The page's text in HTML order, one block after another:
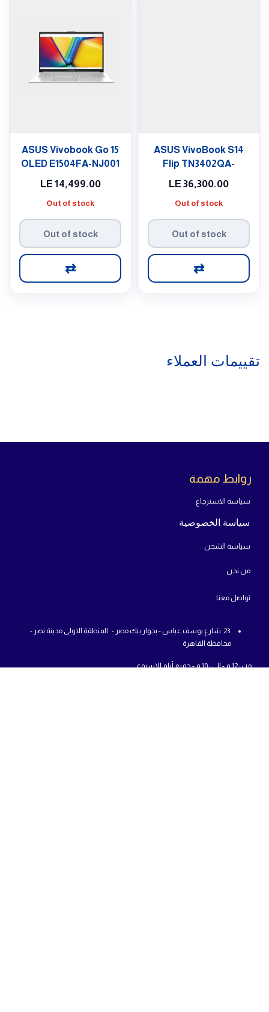
ASUS VivoBook S14
Flip TN3402QA-
LE 36,300.00
Out of stock
Out of stock
⇄
ASUS Vivobook Go 15
OLED E1504FA-NJ001
LE 14,499.00
Out of stock
Out of stock
⇄
تقييمات العملاء
روابط مهمة
سياسة الاسترجاع
سياسة الخصوصية
سياسة الشحن
من نحن
تواص ل معنا
23 شارع يوسف عباس - بجوار بنك مصر - المنطقة الاولى مدينة نصر -
محافظة القاهرة
من : 12 م - الي : 10 م - جميع أيام الاسبوع